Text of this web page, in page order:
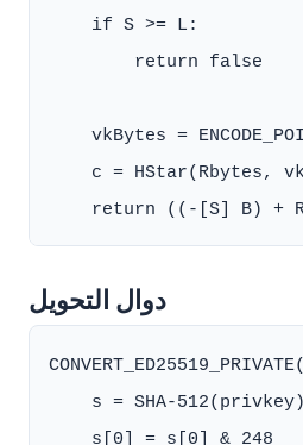
    if S >= L:
        return false
vkBytes =
c = HStar(Rbytes,
دوال التحويل
s = SHA-
    s[0] = s[0] & 248